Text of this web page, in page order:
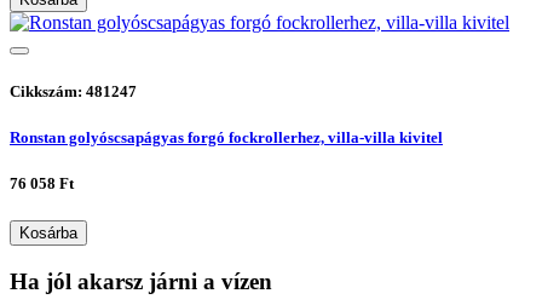
Cikkszám: 481247
Ronstan golyóscsapágyas forgó fockrollerhez, villa-villa kivitel
76 058 Ft
Kosárba
Ha jól akarsz járni a vízen